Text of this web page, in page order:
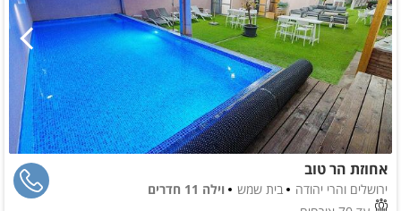
אחוזת הר טוב
ירושלים והרי יהודה בית שמש
וילה 11 חדרים